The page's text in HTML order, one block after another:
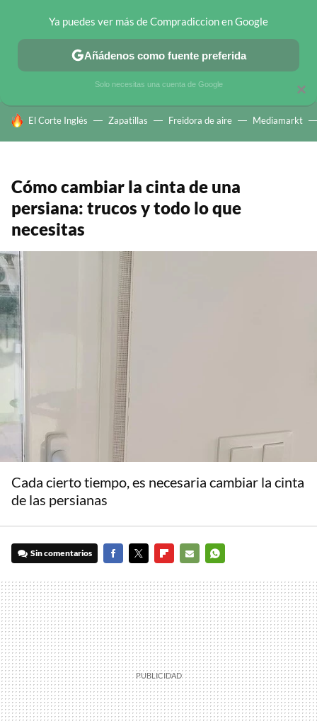
CHOLLOS TELEGRAM OFERTAS EN MÓVILES OFERTAS EN
HOY SE HABLA DE
El Corte Inglés Zapatillas Freidora de aire Mediamarkt
Cómo cambiar la cinta de una
persiana: trucos y todo lo que
necesitas
Cada cierto tiempo, es necesaria cambiar la cinta
de las persianas
Sin comentarios
MAIL
×
Ya puedes ver más de Compradiccion en Google
Añádenos como fuente preferida
Solo necesitas una cuenta de Google